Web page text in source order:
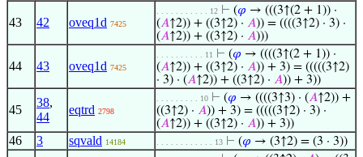
43 42 oveq1d 7425
. . . . . . . . . . . 12 ⊢ (𝜑 → (((3↑(2 + 1)) ·
(𝐴↑2)) + ((3↑2) · 𝐴)) = ((((3↑2) · 3) ·
(𝐴↑2)) + ((3↑2) · 𝐴)))
44 43 oveq1d 7425
. . . . . . . . . . 11 ⊢ (𝜑 → ((((3↑(2 + 1)) ·
(𝐴↑2)) + ((3↑2) · 𝐴)) + 3) = (((((3↑2)
· 3) · (𝐴↑2)) + ((3↑2) · 𝐴)) + 3))
45
38,
44
eqtrd 2798
. . . . . . . . . 10 ⊢ (𝜑 → ((((3↑3) · (𝐴↑2)) +
((3↑2) · 𝐴)) + 3) = (((((3↑2) · 3) ·
(𝐴↑2)) + ((3↑2) · 𝐴)) + 3))
46 3 sqvald 14184 . . . . . . . . . . . . 13 ⊢ (𝜑 → (3↑2) = (3 · 3))